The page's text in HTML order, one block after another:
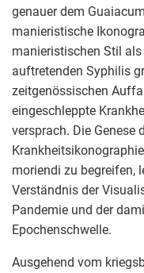
genauer dem
manieristische
manieristischen Stil
auftretenden Syphilis
zeitgenössischen
eingeschleppte
versprach. Die Genese
moriendi zu begreifen,
Verständnis der
Pandemie und der
Epochenschwelle.
Ausgehend vom